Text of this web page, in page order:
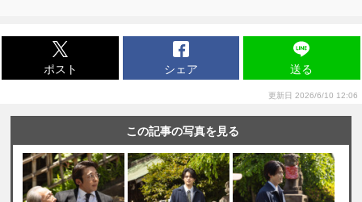
ポスト シェア 送る
更新日 2026/6/10 12:06
この記事の写真を見る